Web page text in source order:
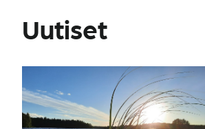
Uutiset